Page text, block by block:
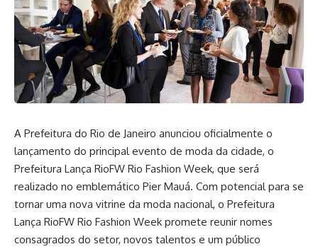
A Prefeitura do Rio de Janeiro anunciou oficialmente o
lançamento do principal evento de moda da cidade, o
Prefeitura Lança RioFW Rio Fashion Week, que será
realizado no emblemático Pier Mauá. Com potencial para se
tornar uma nova vitrine da moda nacional, o Prefeitura
Lança RioFW Rio Fashion Week promete reunir nomes
consagrados do setor, novos talentos e um público